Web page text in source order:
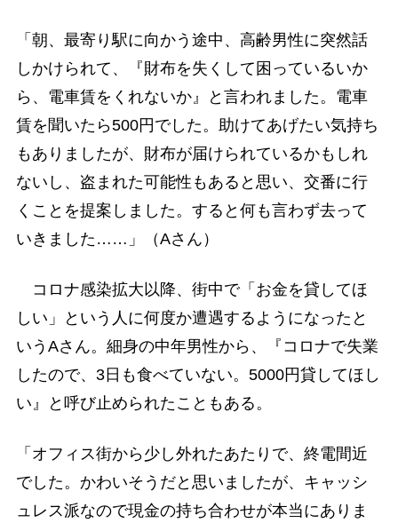
「朝、最寄り駅に向かう途中、高齢男性に突然話
しかけられて、『財布を失くして困っているいか
ら、電車賃をくれないか』と言われました。電車
賃を聞いたら500円でした。助けてあげたい気持ち
もありましたが、財布が届けられているかもしれ
ないし、盗まれた可能性もあると思い、交番に行
くことを提案しました。すると何も言わず去って
いきました……」（Aさん）
コロナ感染拡大以降、街中で「お金を貸してほ
しい」という人に何度か遭遇するようになったと
いうAさん。細身の中年男性から、『コロナで失業
したので、3日も食べていない。5000円貸してほし
い』と呼び止められたこともある。
「オフィス街から少し外れたあたりで、終電間近
でした。かわいそうだと思いましたが、キャッシ
ュレス派なので現金の持ち合わせが本当にありま